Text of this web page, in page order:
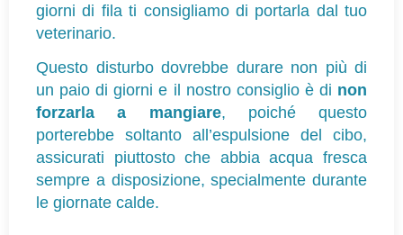
giorni di fila ti consigliamo di portarla dal tuo
veterinario.
Questo disturbo dovrebbe durare non più di
un paio di giorni e il nostro consiglio è di non
forzarla a mangiare, poiché questo
porterebbe soltanto all’espulsione del cibo,
assicurati piuttosto che abbia acqua fresca
sempre a disposizione, specialmente durante
le giornate calde.